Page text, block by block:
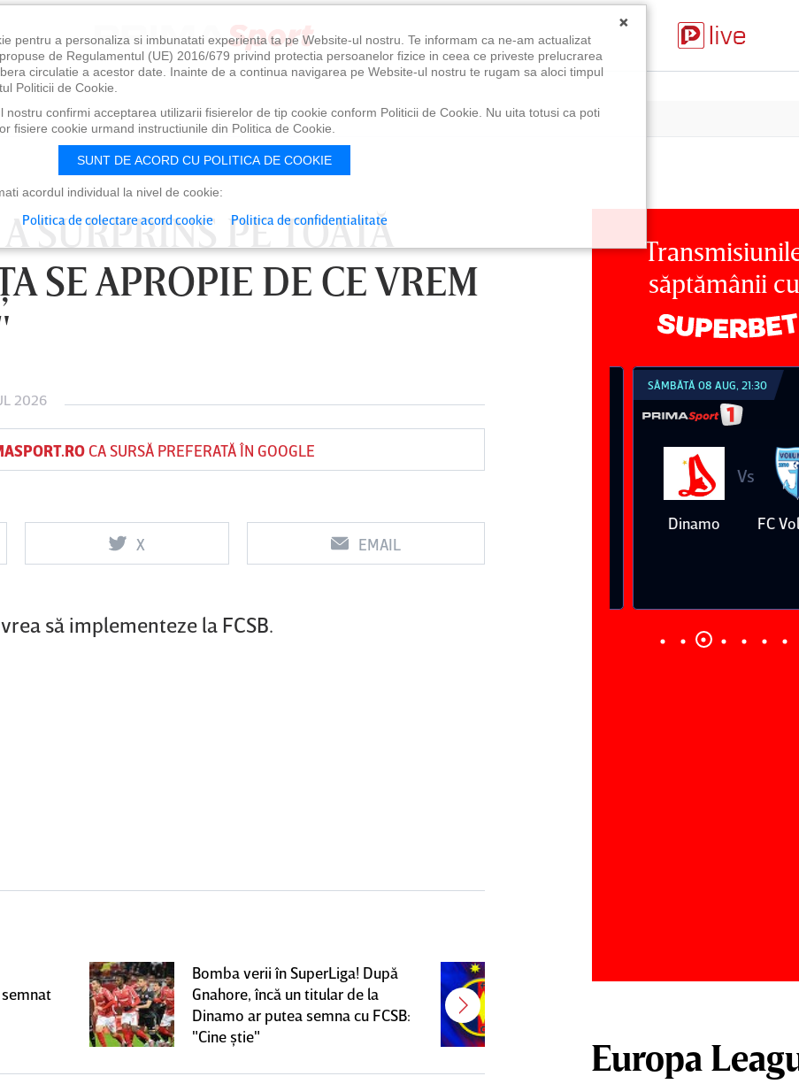
SURPRINS PE TOATĂ
SE APROPIE DE CE VREM
2026
CA SURSĂ PREFERATĂ ÎN GOOGLE
X EMAIL
să implementeze la FCSB.
semnat
Bomba verii în SuperLiga! După
Gnahore, încă un titular de la
Dinamo ar putea semna cu FCSB:
"Cine ştie"
E gata! FCSB a transferat un
săptămânii cu
Vs
FCSB UTA Arad
Vs
Rapid
Farul
Vs
SÂMBĂTĂ 08 AUG, 21:30
Dinamo FC
Europa
×
pentru a personaliza si imbunatati experienta ta pe Website-ul nostru. Te informam ca ne-am actualizat
de Regulamentul (UE) 2016/679 privind protectia persoanelor fizice in ceea ce priveste prelucrarea
circulatie a acestor date. Inainte de a continua navigarea pe Website-ul nostru te rugam sa aloci timpul
Politicii de Cookie.
confirmi acceptarea utilizarii fisierelor de tip cookie conform Politicii de Cookie. Nu uita totusi ca poti
fisiere cookie urmand instructiunile din Politica de Cookie.
SUNT DE ACORD CU POLITICA DE COOKIE
acordul individual la nivel de cookie:
Politica de colectare acord cookie Politica de confidentialitate